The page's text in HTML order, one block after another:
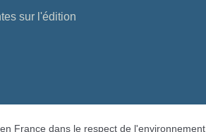
sur l'édition
France dans le respect de l'environnement